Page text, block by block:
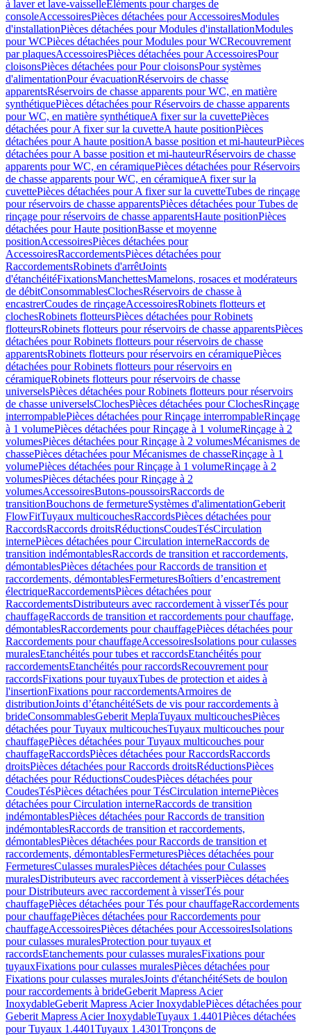
à laver et lave-vaisselleEléments pour charges de
consoleAccessoiresPièces détachées pour AccessoiresModules
d'installationPièces détachées pour Modules d'installationModules
pour WCPièces détachées pour Modules pour WCRecouvrement
par plaquesAccessoiresPièces détachées pour AccessoiresPour
cloisonsPièces détachées pour Pour cloisonsPour systèmes
d'alimentationPour évacuationRéservoirs de chasse
apparentsRéservoirs de chasse apparents pour WC, en matière
synthétiquePièces détachées pour Réservoirs de chasse apparents
pour WC, en matière synthétiqueA fixer sur la cuvettePièces
détachées pour A fixer sur la cuvetteA haute positionPièces
détachées pour A haute positionA basse position et mi-hauteurPièces
détachées pour A basse position et mi-hauteurRéservoirs de chasse
apparents pour WC, en céramiquePièces détachées pour Réservoirs
de chasse apparents pour WC, en céramiqueA fixer sur la
cuvettePièces détachées pour A fixer sur la cuvetteTubes de rinçage
pour réservoirs de chasse apparentsPièces détachées pour Tubes de
rinçage pour réservoirs de chasse apparentsHaute positionPièces
détachées pour Haute positionBasse et moyenne
positionAccessoiresPièces détachées pour
AccessoiresRaccordementsPièces détachées pour
RaccordementsRobinets d'arrêtJoints
d'étanchéitéFixationsManchettesMamelons, rosaces et modérateurs
de débitConsommablesClochesRéservoirs de chasse à
encastrerCoudes de rinçageAccessoiresRobinets flotteurs et
clochesRobinets flotteursPièces détachées pour Robinets
flotteursRobinets flotteurs pour réservoirs de chasse apparentsPièces
détachées pour Robinets flotteurs pour réservoirs de chasse
apparentsRobinets flotteurs pour réservoirs en céramiquePièces
détachées pour Robinets flotteurs pour réservoirs en
céramiqueRobinets flotteurs pour réservoirs de chasse
universelsPièces détachées pour Robinets flotteurs pour réservoirs
de chasse universelsClochesPièces détachées pour ClochesRinçage
interrompablePièces détachées pour Rinçage interrompableRinçage
à 1 volumePièces détachées pour Rinçage à 1 volumeRinçage à 2
volumesPièces détachées pour Rinçage à 2 volumesMécanismes de
chassePièces détachées pour Mécanismes de chasseRinçage à 1
volumePièces détachées pour Rinçage à 1 volumeRinçage à 2
volumesPièces détachées pour Rinçage à 2
volumesAccessoiresButons-poussoirsRaccords de
transitionBouchons de fermetureSystèmes d'alimentationGeberit
FlowFitTuyaux multicouchesRaccordsPièces détachées pour
RaccordsRaccords droitsRéductionsCoudesTésCirculation
internePièces détachées pour Circulation interneRaccords de
transition indémontablesRaccords de transition et raccordements,
démontablesPièces détachées pour Raccords de transition et
raccordements, démontablesFermeturesBoîtiers d’encastrement
électriqueRaccordementsPièces détachées pour
RaccordementsDistributeurs avec raccordement à visserTés pour
chauffageRaccords de transition et raccordements pour chauffage,
démontablesRaccordements pour chauffagePièces détachées pour
Raccordements pour chauffageAccessoiresIsolations pour culasses
muralesEtanchéités pour tubes et raccordsEtanchéités pour
raccordementsEtanchéités pour raccordsRecouvrement pour
raccordsFixations pour tuyauxTubes de protection et aides à
l'insertionFixations pour raccordementsArmoires de
distributionJoints d’étanchéitéSets de vis pour raccordements à
brideConsommablesGeberit MeplaTuyaux multicouchesPièces
détachées pour Tuyaux multicouchesTuyaux multicouches pour
chauffagePièces détachées pour Tuyaux multicouches pour
chauffageRaccordsPièces détachées pour RaccordsRaccords
droitsPièces détachées pour Raccords droitsRéductionsPièces
détachées pour RéductionsCoudesPièces détachées pour
CoudesTésPièces détachées pour TésCirculation internePièces
détachées pour Circulation interneRaccords de transition
indémontablesPièces détachées pour Raccords de transition
indémontablesRaccords de transition et raccordements,
démontablesPièces détachées pour Raccords de transition et
raccordements, démontablesFermeturesPièces détachées pour
FermeturesCulasses muralesPièces détachées pour Culasses
muralesDistributeurs avec raccordement à visserPièces détachées
pour Distributeurs avec raccordement à visserTés pour
chauffagePièces détachées pour Tés pour chauffageRaccordements
pour chauffagePièces détachées pour Raccordements pour
chauffageAccessoiresPièces détachées pour AccessoiresIsolations
pour culasses muralesProtection pour tuyaux et
raccordsEtanchements pour culasses muralesFixations pour
tuyauxFixations pour culasses muralesPièces détachées pour
Fixations pour culasses muralesJoints d'étanchéitéSets de boulon
pour raccordements à brideGeberit Mapress Acier
InoxydableGeberit Mapress Acier InoxydablePièces détachées pour
Geberit Mapress Acier InoxydableTuyaux 1.4401Pièces détachées
pour Tuyaux 1.4401Tuyaux 1.4301Tronçons de